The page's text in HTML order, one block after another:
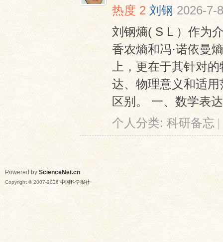
热度 2 刘钢 2026-7-
刘钢熵( S L ）作为
香农熵和冯·诺依曼
上，更在于其针对
达、物理意义和适
区别。 一、数学表
个人分类:科研备忘 |
Powered by ScienceNet.cn
Copyright © 2007-2026 中国科学报社